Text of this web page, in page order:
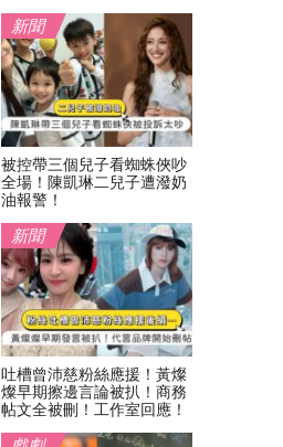
新聞
被控帶三個兒子看蜘蛛俠吵
全場！陳凱琳二兒子遭潑奶
油報警！
新聞
吐槽曾沛慈粉絲應援！黃燦
燦早期擦邊言論被扒！商務
帖文全被刪！工作室回應！